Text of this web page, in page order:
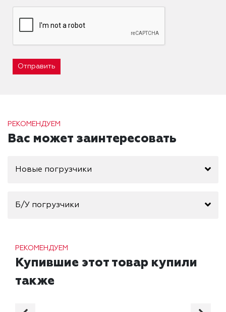
Отправить
РЕКОМЕНДУЕМ
Вас может заинтересовать
Новые погрузчики
Б/У погрузчики
РЕКОМЕНДУЕМ
Купившие этот товар купили
также